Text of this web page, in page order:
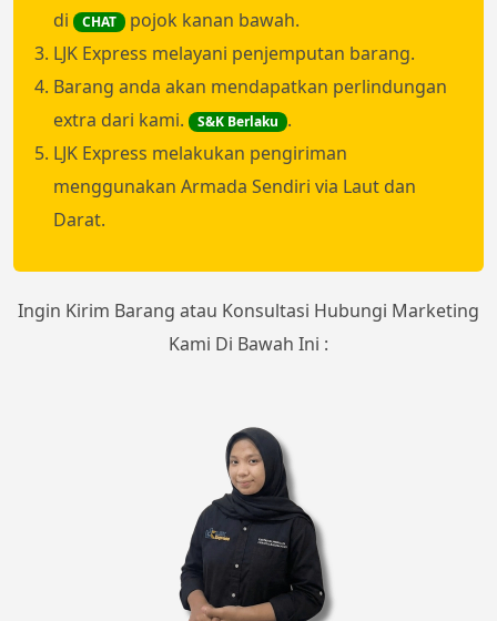
di CHAT
pojok kanan bawah.
LJK Express melayani penjemputan barang.
Barang anda akan mendapatkan perlindungan
extra dari kami.
S&K Berlaku .
LJK Express melakukan pengiriman
menggunakan Armada Sendiri via Laut dan
Darat.
Ingin Kirim Barang atau Konsultasi Hubungi Marketing
Kami Di Bawah Ini :